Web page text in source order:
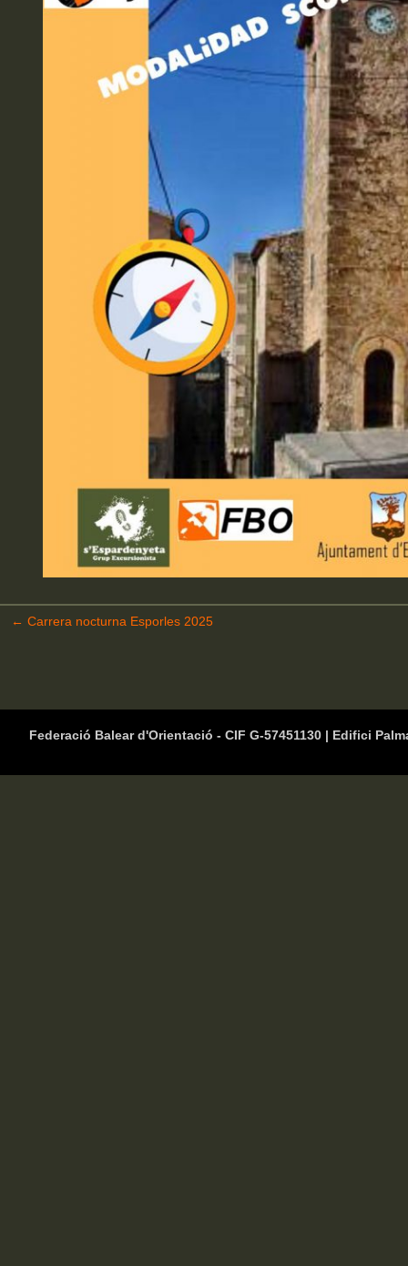
← Carrera nocturna Esporles 2025
Federació Balear d'Orientació - CIF G-57451130 | Edifici